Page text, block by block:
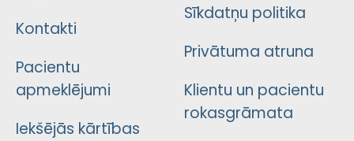
Kontakti
Pacientu
apmeklējumi
Iekšējās kārtības
Sīkdatņu politika
Privātuma atruna
Klientu un pacientu
rokasgrāmata